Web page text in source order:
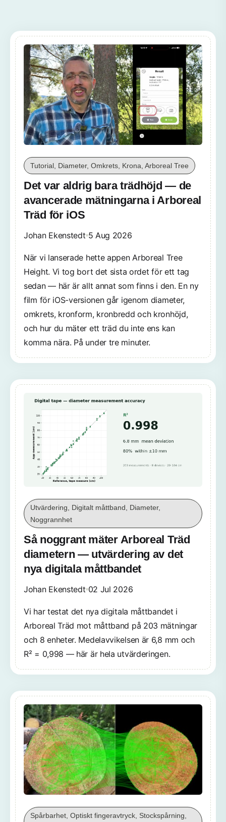
Tutorial, Diameter, Omkrets, Krona, Arboreal Tree
Det var aldrig bara trädhöjd — de
avancerade mätningarna i Arboreal
Träd för iOS
Johan Ekenstedt 5 Aug 2026
När vi lanserade hette appen Arboreal Tree
Height. Vi tog bort det sista ordet för ett tag
sedan — här är allt annat som finns i den. En ny
film för iOS-versionen går igenom diameter,
omkrets, kronform, kronbredd och kronhöjd,
och hur du mäter ett träd du inte ens kan
komma nära. På under tre minuter.
Utvärdering, Digitalt måttband, Diameter,
Noggrannhet
Så noggrant mäter Arboreal Träd
diametern — utvärdering av det
nya digitala måttbandet
Johan Ekenstedt 02 Jul 2026
Vi har testat det nya digitala måttbandet i
Arboreal Träd mot måttband på 203 mätningar
och 8 enheter. Medelavvikelsen är 6,8 mm och
R² = 0,998 — här är hela utvärderingen.
Spårbarhet, Optiskt fingeravtryck, Stockspårning,